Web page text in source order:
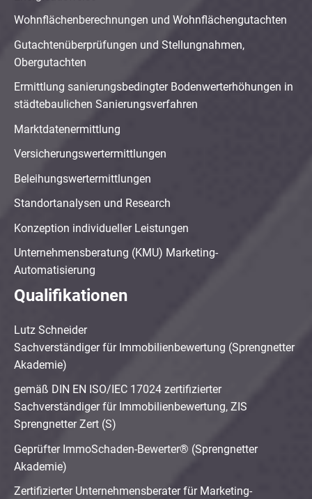
Wohnflächenberechnungen und Wohnflächengutachten
Gutachtenüberprüfungen und Stellungnahmen,
Obergutachten
Ermittlung sanierungsbedingter Bodenwerterhöhungen in
städtebaulichen Sanierungsverfahren
Marktdatenermittlung
Versicherungswertermittlungen
Beleihungswertermittlungen
Standortanalysen und Research
Konzeption individueller Leistungen
Unternehmensberatung (KMU) Marketing-
Automatisierung
Qualifikationen
Lutz Schneider
Sachverständiger für Immobilienbewertung (Sprengnetter
Akademie)
gemäß DIN EN ISO/IEC 17024 zertifizierter
Sachverständiger für Immobilienbewertung, ZIS
Sprengnetter Zert (S)
Geprüfter ImmoSchaden-Bewerter® (Sprengnetter
Akademie)
Zertifizierter Unternehmensberater für Marketing-